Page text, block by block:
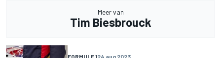
Meer van
Tim Biesbrouck